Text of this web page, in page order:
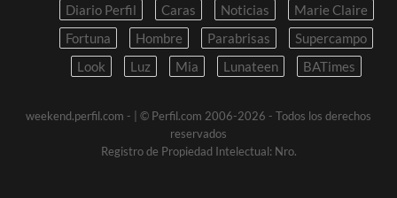
Diario Perfil Caras Noticias
Marie Claire
Fortuna
Hombre Parabrisas
Supercampo
Look
Luz Mia Lunateen BATimes
weekend.perfil.com -
| © Perfil.com 2006-2026 - Todos los derechos
reservados
Registro de Propiedad Intelectual: Nro.